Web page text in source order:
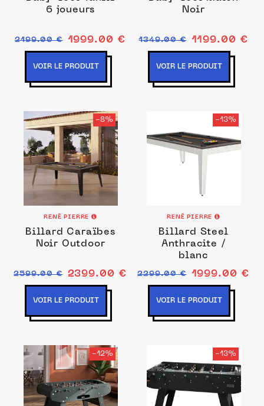
6 joueurs
2199.00 € 1999.00 €
VOIR LE PRODUIT
Noir
1349.00 € 1199.00 €
VOIR LE PRODUIT
-8%
RENÉ PIERRE
Billard Caraïbes
Noir Outdoor
2599.00 € 2399.00 €
VOIR LE PRODUIT
-13%
RENÉ PIERRE
Billard Steel
Anthracite /
blanc
2299.00 € 1999.00 €
VOIR LE PRODUIT
-12% -13%